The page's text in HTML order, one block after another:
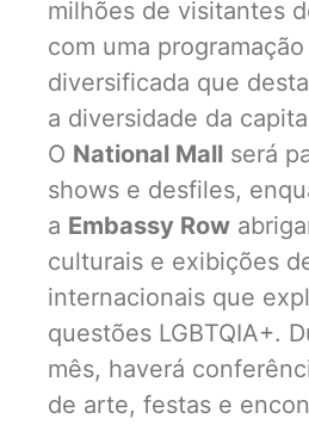
milhões de visitantes
com uma
diversificada que
a diversidade da
O National Mall será
shows e desfiles,
a Embassy Row
culturais e exibições
internacionais que
questões LGBTQIA+.
mês, haverá
de arte, festas e